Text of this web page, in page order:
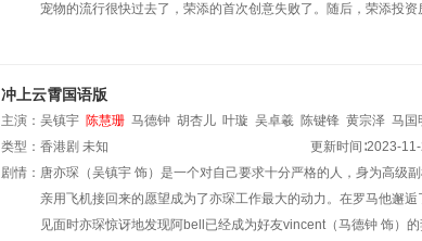
宠物的流行很快过去了，荣添的首次创意失败了。随后，荣添投
冲上云霄国语版
主演： 吴镇宇 陈慧珊 马德钟 胡杏儿 叶璇 吴卓羲 陈键锋 黄宗泽 马国
荣峻 罗冠兰 陈韵文 陈秀珠 邵卓尧 康华
类型： 香港剧 未知 更新时间∶2023-
剧情： 唐亦琛（吴镇宇 饰）是一个对自己要求十分严格的人，身为高级
亲用飞机接回来的愿望成为了亦琛工作最大的动力。在罗马他邂
见面时亦琛惊讶地发现阿bell已经成为好友vincent（马德钟 饰）